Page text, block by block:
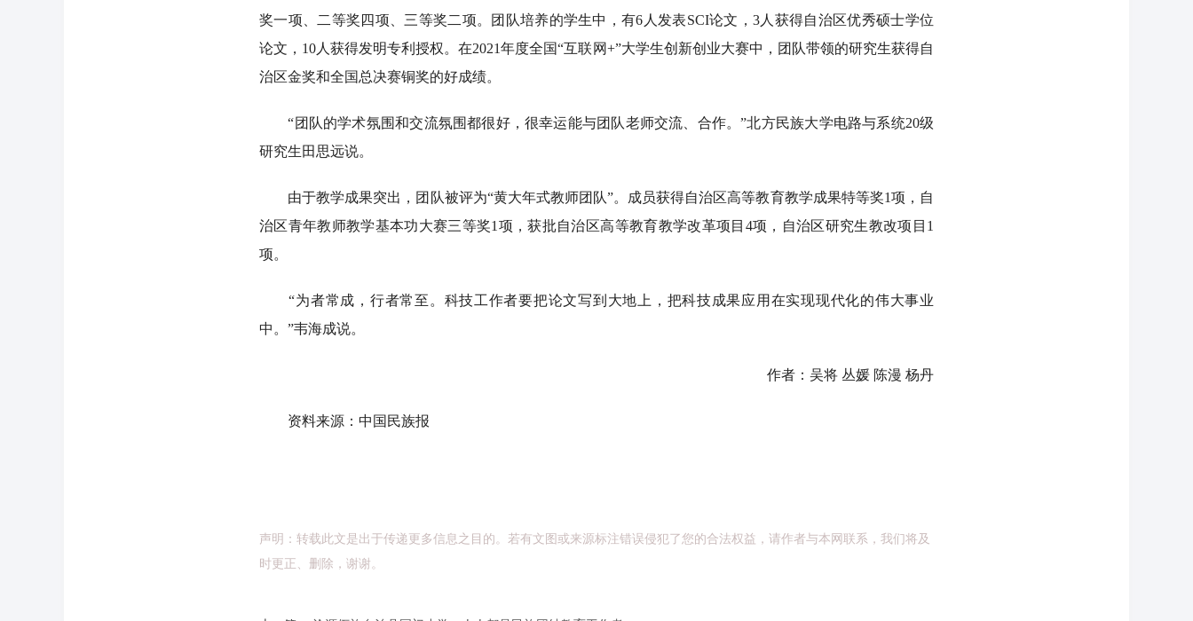
奖一项、二等奖四项、三等奖二项。团队培养的学生中，有6人发表SCI论文，3人获得自治区优秀硕士学位
论文，10人获得发明专利授权。在2021年度全国“互联网+”大学生创新创业大赛中，团队带领的研究生获得自
治区金奖和全国总决赛铜奖的好成绩。
“团队的学术氛围和交流氛围都很好，很幸运能与团队老师交流、合作。”北方民族大学电路与系统20级
研究生田思远说。
由于教学成果突出，团队被评为“黄大年式教师团队”。成员获得自治区高等教育教学成果特等奖1项，自
治区青年教师教学基本功大赛三等奖1项，获批自治区高等教育教学改革项目4项，自治区研究生教改项目1
项。
“为者常成，行者常至。科技工作者要把论文写到大地上，把科技成果应用在实现现代化的伟大事业
中。”韦海成说。
作者：吴将 丛媛 陈漫 杨丹
资料来源：中国民族报
声明：转载此文是出于传递更多信息之目的。若有文图或来源标注错误侵犯了您的合法权益，请作者与本网联系，我们将及
时更正、删除，谢谢。